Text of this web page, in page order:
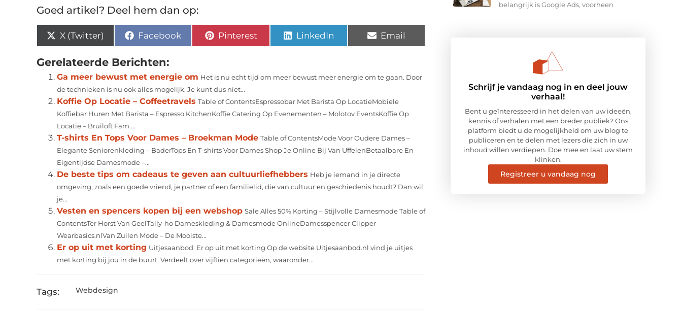
Goed artikel? Deel hem dan op:
X (Twitter) Facebook Pinterest LinkedIn Email
Gerelateerde Berichten:
Ga meer bewust met energie om Het is nu echt tijd om meer bewust meer energie om te gaan. Door
de technieken is nu ook alles mogelijk. Je kunt dus niet...
Koffie Op Locatie – Coffeetravels Table of ContentsEspressobar Met Barista Op LocatieMobiele
Koffiebar Huren Met Barista – Espresso KitchenKoffie Catering Op Evenementen – Molotov EventsKoffie Op
Locatie – Bruiloft Fam....
T-shirts En Tops Voor Dames – Broekman Mode Table of ContentsMode Voor Oudere Dames –
Elegante Seniorenkleding – BaderTops En T-shirts Voor Dames Shop Je Online Bij Van UffelenBetaalbare En
Eigentijdse Damesmode –...
De beste tips om cadeaus te geven aan cultuurliefhebbers Heb je iemand in je directe
omgeving, zoals een goede vriend, je partner of een familielid, die van cultuur en geschiedenis houdt? Dan wil
je...
Vesten en spencers kopen bij een webshop Sale Alles 50% Korting – Stijlvolle Damesmode Table of
ContentsTer Horst Van GeelTally-ho Dameskleding & Damesmode OnlineDamesspencer Clipper –
Wearbasics.nlVan Zuilen Mode – De Mooiste...
Er op uit met korting Uitjesaanbod: Er op uit met korting Op de website Uitjesaanbod.nl vind je uitjes
met korting bij jou in de buurt. Verdeelt over vijftien categorieën, waaronder...
Tags: Webdesign
belangrijk is Google Ads, voorheen
Schrijf je vandaag nog in en deel jouw
verhaal!
Bent u geïnteresseerd in het delen van uw ideeën,
kennis of verhalen met een breder publiek? Ons
platform biedt u de mogelijkheid om uw blog te
publiceren en te delen met lezers die zich in uw
inhoud willen verdiepen. Doe mee en laat uw stem
klinken.
Registreer u vandaag nog